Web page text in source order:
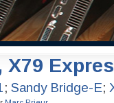
; Sandy Bridge-E;